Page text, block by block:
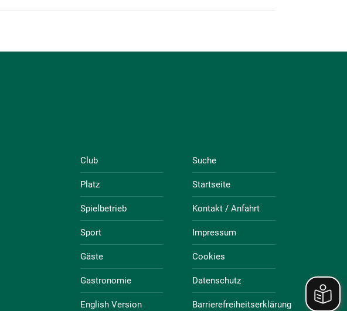
Club
Platz
Spielbetrieb
Sport
Gäste
Gastronomie
English Version
Suche
Startseite
Kontakt / Anfahrt
Impressum
Cookies
Datenschutz
Barrierefreiheitserklärung